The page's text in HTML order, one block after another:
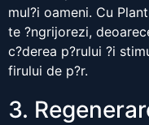
mul?i oameni. Cu
te ?ngrijorezi,
c?derea p?rului ?i
firului de p?r.
3.